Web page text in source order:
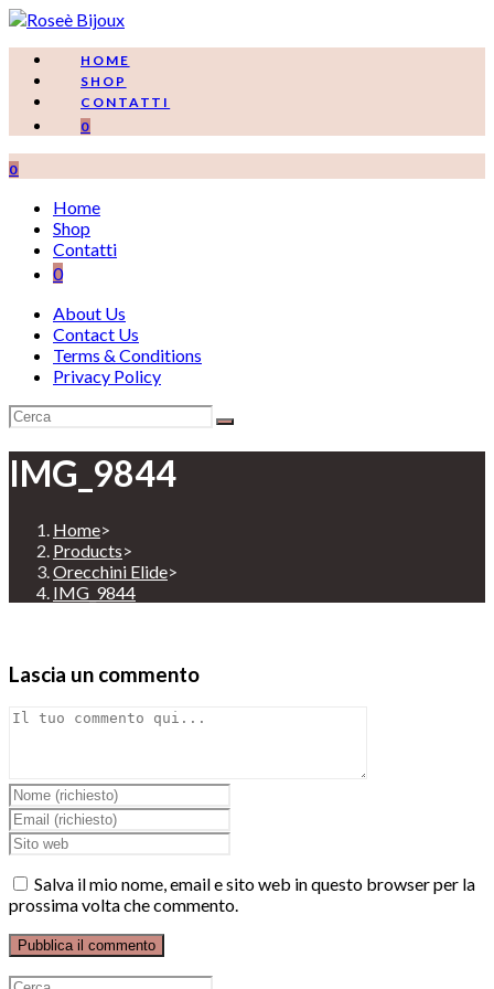
Salta
contenutoHOME
SHOP
CONTATTI
0
0
Home
Shop
Contatti
0
About Us
Contact Us
Terms & Conditions
Privacy Policy
IMG_9844
Home>
Products>
Orecchini Elide>
IMG_9844
Lascia un commento
Comment
Inserisci
il
tuo
nome
o
nome
utente
per
commentare
Inserisci
il
tuo
indirizzo
email
per
commentare
Enter
your
website
URL
Salva il mio nome, email e sito web in questo browser per la
prossima volta che commento.
Ricerca